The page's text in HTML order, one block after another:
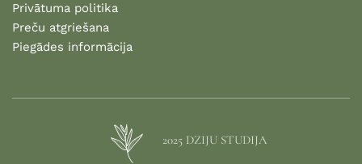
Privātuma politika
Preču atgriešana
Piegādes informācija
2025 DZIJU STUDIJA